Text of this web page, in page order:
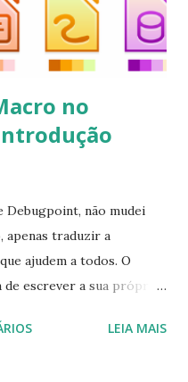
no
não mudei
apenas traduzir a
ajudem a todos. O
escrever a sua própria
usar Python ou Basic
LEIA MAIS